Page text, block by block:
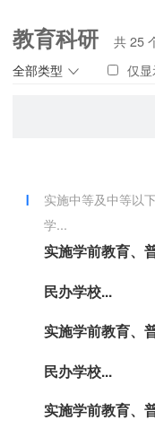
教育科研
全部类型
共25
仅
实施中等及中等以
学...
实施学前教育、
民办学校...
实施学前教育、
民办学校...
实施学前教育、